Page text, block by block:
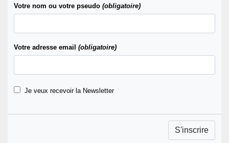
Votre nom ou votre pseudo (obligatoire)
Votre adresse email (obligatoire)
Je veux recevoir la Newsletter